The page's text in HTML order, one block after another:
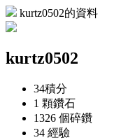
kurtz0502的資料
kurtz0502
34積分
1 顆鑽石
1326 個碎鑽
34 經驗